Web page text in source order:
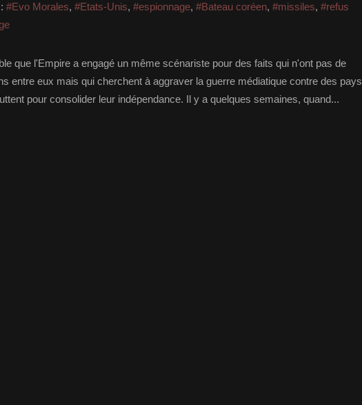
#Evo Morales, #Etats-Unis, #espionnage, #Bateau coréen, #missiles, #refus
que l'Empire a engagé un même scénariste pour des faits qui n'ont pas de
entre eux mais qui cherchent à aggraver la guerre médiatique contre des pays
pour consolider leur indépendance. Il y a quelques semaines, quand...